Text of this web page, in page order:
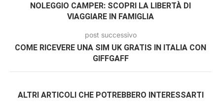
NOLEGGIO CAMPER: SCOPRI LA LIBERTÀ DI
VIAGGIARE IN FAMIGLIA
post successivo
COME RICEVERE UNA SIM UK GRATIS IN ITALIA CON
GIFFGAFF
ALTRI ARTICOLI CHE POTREBBERO INTERESSARTI